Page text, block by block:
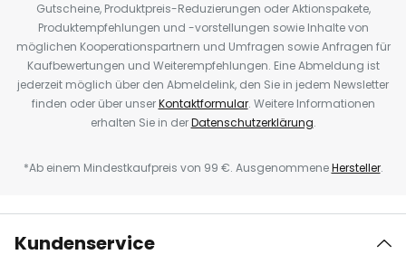
Gutscheine, Produktpreis-Reduzierungen oder Aktionspakete,
Produktempfehlungen und -vorstellungen sowie Inhalte von
möglichen Kooperationspartnern und Umfragen sowie Anfragen für
Kaufbewertungen und Weiterempfehlungen. Eine Abmeldung ist
jederzeit möglich über den Abmeldelink, den Sie in jedem Newsletter
finden oder über unserKontaktformular. Weitere Informationen
erhalten Sie in derDatenschutzerklärung.
*Ab einem Mindestkaufpreis von 99 €. AusgenommeneHersteller.
Kundenservice